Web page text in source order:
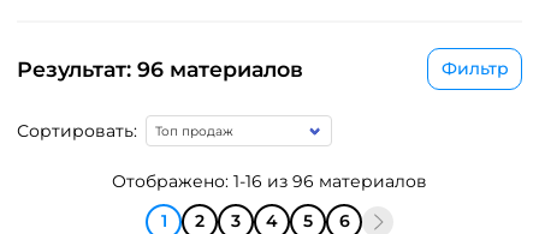
Результат: 96 материалов Фильтр
Сортировать:
Отображено: 1-16 из 96 материалов
1
2 3 4 5 6